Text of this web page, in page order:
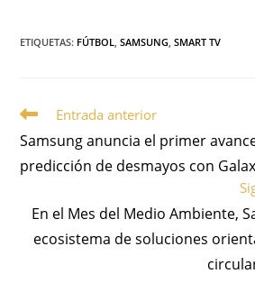
ETIQUETAS: FÚTBOL, SAMSUNG, SMART TV
Entrada anterior
Samsung anuncia el primer
predicción de desmayos con
En el Mes del Medio Ambiente,
ecosistema de soluciones